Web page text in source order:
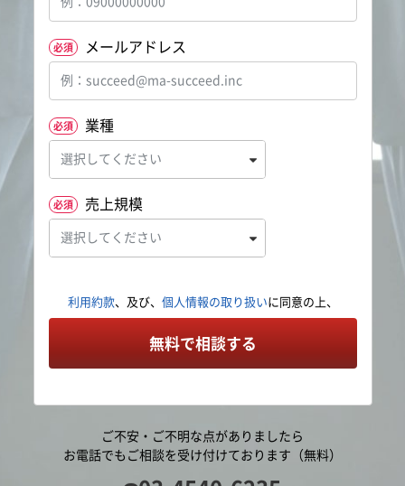
必須 メールアドレス
必須 業種
必須 売上規模
利用約款、及び、 個人情報の取り扱いに同意の上、
無料で相談する
ご不安・ご不明な点がありましたら
お電話でもご相談を受け付けております（無料）